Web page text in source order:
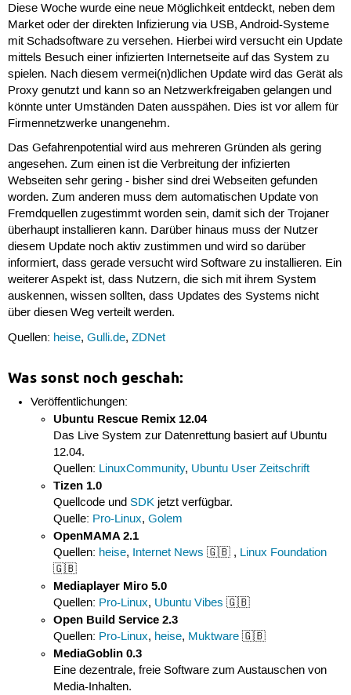
Diese Woche wurde eine neue Möglichkeit entdeckt, neben dem
Market oder der direkten Infizierung via USB, Android-Systeme
mit Schadsoftware zu versehen. Hierbei wird versucht ein Update
mittels Besuch einer infizierten Internetseite auf das System zu
spielen. Nach diesem vermei(n)dlichen Update wird das Gerät als
Proxy genutzt und kann so an Netzwerkfreigaben gelangen und
könnte unter Umständen Daten ausspähen. Dies ist vor allem für
Firmennetzwerke unangenehm.
Das Gefahrenpotential wird aus mehreren Gründen als gering
angesehen. Zum einen ist die Verbreitung der infizierten
Webseiten sehr gering - bisher sind drei Webseiten gefunden
worden. Zum anderen muss dem automatischen Update von
Fremdquellen zugestimmt worden sein, damit sich der Trojaner
überhaupt installieren kann. Darüber hinaus muss der Nutzer
diesem Update noch aktiv zustimmen und wird so darüber
informiert, dass gerade versucht wird Software zu installieren. Ein
weiterer Aspekt ist, dass Nutzern, die sich mit ihrem System
auskennen, wissen sollten, dass Updates des Systems nicht
über diesen Weg verteilt werden.
Quellen: heise, Gulli.de, ZDNet
Was sonst noch geschah:
Veröffentlichungen:
Ubuntu Rescue Remix 12.04
Das Live System zur Datenrettung basiert auf Ubuntu
12.04.
Quellen: LinuxCommunity, Ubuntu User Zeitschrift
Tizen 1.0
Quellcode undSDK jetzt verfügbar.
Quelle: Pro-Linux,Golem
OpenMAMA 2.1
Quellen: heise, Internet News 🇬🇧 , Linux Foundation
🇬🇧
Mediaplayer Miro 5.0
Quellen: Pro-Linux, Ubuntu Vibes 🇬🇧
Open Build Service 2.3
Quellen: Pro-Linux, heise, Muktware 🇬🇧
MediaGoblin 0.3
Eine dezentrale, freie Software zum Austauschen von
Media-Inhalten.